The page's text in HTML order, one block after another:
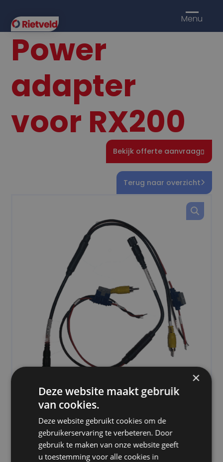
Menu
Power
adapter
voor RX200
Bekijk offerte aanvraag
Terug naar overzicht
PRODUCTOMSCHRIJVING
Voedingskabel/voedingsadapter voor de Camos
RX200 | Camos
×
Deze website maakt gebruik
van cookies.
Deze website gebruikt cookies om de
gebruikerservaring te verbeteren. Door
gebruik te maken van onze website geeft
u toestemming voor alle cookies in